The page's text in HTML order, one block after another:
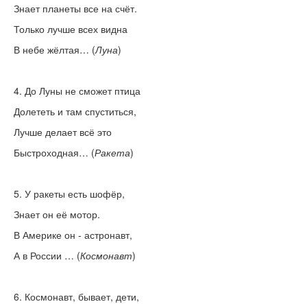
Знает планеты все на счёт.
Только лучше всех видна
В небе жёлтая… (Луна)
4. До Луны не сможет птица
Долететь и там спуститься,
Лучше делает всё это
Быстроходная… (Ракета)
5. У ракеты есть шофёр,
Знает он её мотор.
В Америке он - астронавт,
А в России … (Космонавт)
6. Космонавт, бывает, дети,